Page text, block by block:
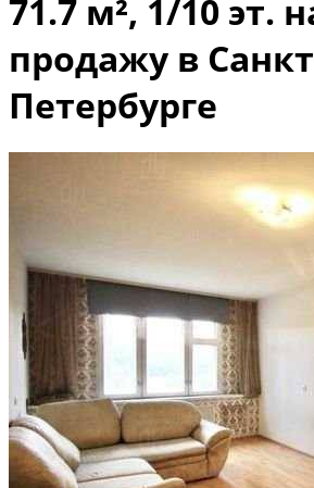
71.7 м², 1/10 эт.
продажу в
Петербурге